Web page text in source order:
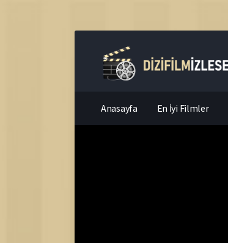
Anasayfa En İyi Filmler